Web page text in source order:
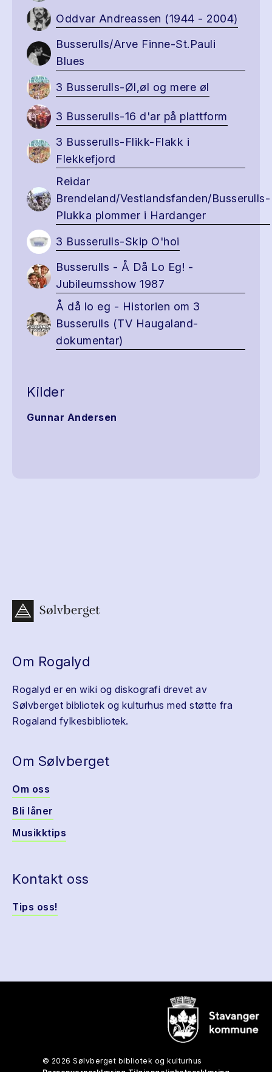
Oddvar Andreassen (1944 - 2004)
Busserulls/Arve Finne-St.Pauli
Blues
3 Busserulls-Øl,øl og mere øl
3 Busserulls-16 d'ar på plattform
3 Busserulls-Flikk-Flakk i
Flekkefjord
Reidar
Brendeland/Vestlandsfanden/Busserulls-
Plukka plommer i Hardanger
3 Busserulls-Skip O'hoi
Busserulls - Å Då Lo Eg! -
Jubileumsshow 1987
Å då lo eg - Historien om 3
Busserulls (TV Haugaland-
dokumentar)
Kilder
Gunnar Andersen
Om Rogalyd
Rogalyd er en wiki og diskografi drevet av
Sølvberget bibliotek og kulturhus med støtte fra
Rogaland fylkesbibliotek.
Om Sølvberget
Om oss
Bli låner
Musikktips
Kontakt oss
Tips oss!
© 2026 Sølvberget bibliotek og kulturhus